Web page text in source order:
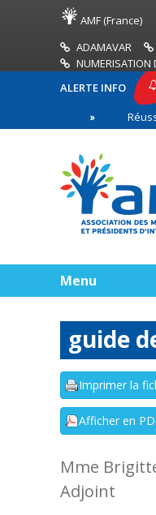
AMF (France)
ADAMAVAR
NUMERISATION
ALERTE INFO
Réussir
Menu
guide
Mme
Adjoint